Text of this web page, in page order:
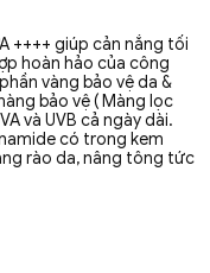
++++ giúp cản nắng tối
hoàn hảo của công
vàng bảo vệ da &
bảo vệ ( Màng lọc
và UVB cả ngày dài.
có trong kem
rào da, nâng tông tức